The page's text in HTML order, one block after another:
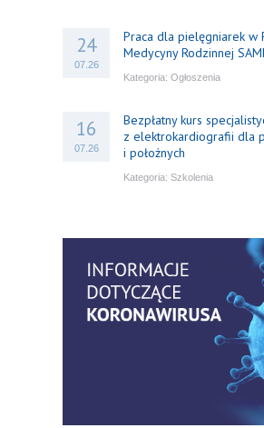
24
07.26
Praca dla pielęgniarek w
Medycyny Rodzinnej
Kategoria: Ogłoszenia
16
07.26
Bezpłatny kurs
z elektrokardiografii dla
i położnych
Kategoria: Szkolenia
praktyki – aktualny
w dostępie naczyniowym
Kategoria:Szkolenia
06
Zaproszenie na
Konferencję Naukową
w pielęgniarstwie –
standaryzacja, praktyka”